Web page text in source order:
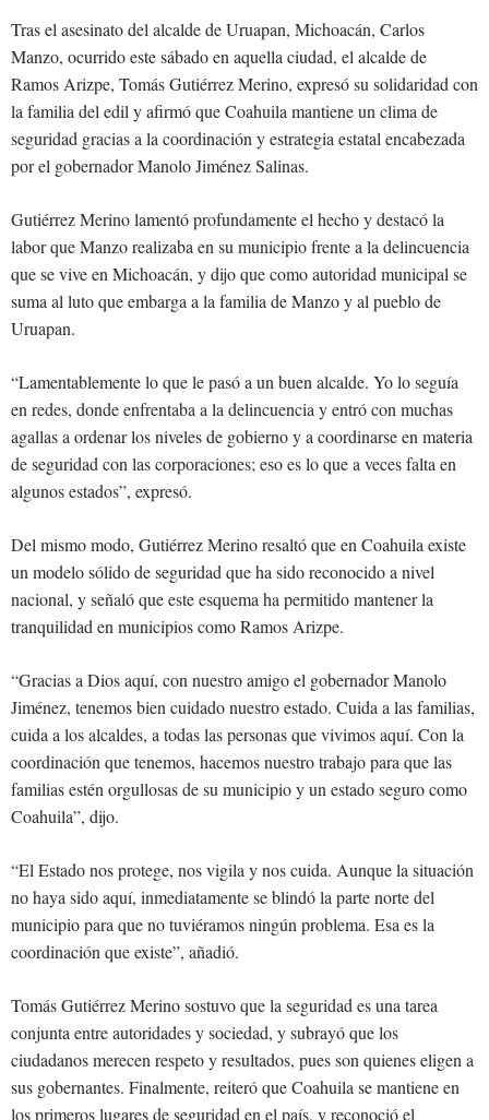
Tras el asesinato del alcalde de Uruapan, Michoacán, Carlos
Manzo, ocurrido este sábado en aquella ciudad, el alcalde de
Ramos Arizpe, Tomás Gutiérrez Merino, expresó su solidaridad con
la familia del edil y afirmó que Coahuila mantiene un clima de
seguridad gracias a la coordinación y estrategia estatal encabezada
por el gobernador Manolo Jiménez Salinas.
Gutiérrez Merino lamentó profundamente el hecho y destacó la
labor que Manzo realizaba en su municipio frente a la delincuencia
que se vive en Michoacán, y dijo que como autoridad municipal se
suma al luto que embarga a la familia de Manzo y al pueblo de
Uruapan.
“Lamentablemente lo que le pasó a un buen alcalde. Yo lo seguía
en redes, donde enfrentaba a la delincuencia y entró con muchas
agallas a ordenar los niveles de gobierno y a coordinarse en materia
de seguridad con las corporaciones; eso es lo que a veces falta en
algunos estados”, expresó.
Del mismo modo, Gutiérrez Merino resaltó que en Coahuila existe
un modelo sólido de seguridad que ha sido reconocido a nivel
nacional, y señaló que este esquema ha permitido mantener la
tranquilidad en municipios como Ramos Arizpe.
“Gracias a Dios aquí, con nuestro amigo el gobernador Manolo
Jiménez, tenemos bien cuidado nuestro estado. Cuida a las familias,
cuida a los alcaldes, a todas las personas que vivimos aquí. Con la
coordinación que tenemos, hacemos nuestro trabajo para que las
familias estén orgullosas de su municipio y un estado seguro como
Coahuila”, dijo.
“El Estado nos protege, nos vigila y nos cuida. Aunque la situación
no haya sido aquí, inmediatamente se blindó la parte norte del
municipio para que no tuviéramos ningún problema. Esa es la
coordinación que existe”, añadió.
Tomás Gutiérrez Merino sostuvo que la seguridad es una tarea
conjunta entre autoridades y sociedad, y subrayó que los
ciudadanos merecen respeto y resultados, pues son quienes eligen a
sus gobernantes. Finalmente, reiteró que Coahuila se mantiene en
los primeros lugares de seguridad en el país, y reconoció el